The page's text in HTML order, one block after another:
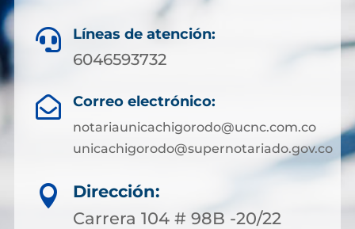
 Líneas de atención:
6046593732
 Correo electrónico:
notariaunicachigorodo@ucnc.com.co
unicachigorodo@supernotariado.gov.co

Dirección:
Carrera 104 # 98B -20/22